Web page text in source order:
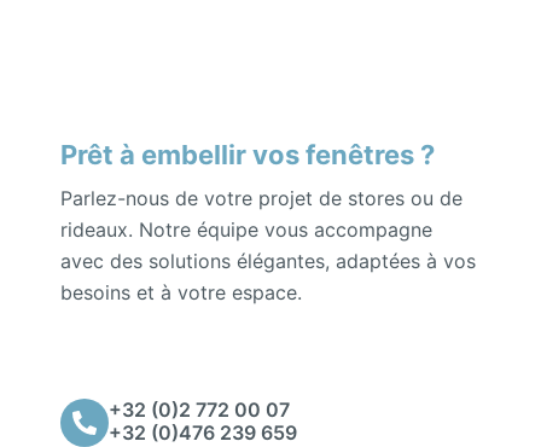
Prêt à embellir vos fenêtres ?
Parlez-nous de votre projet de stores ou de
rideaux. Notre équipe vous accompagne
avec des solutions élégantes, adaptées à vos
besoins et à votre espace.
+32 (0)2 772 00 07
+32 (0)476 239 659